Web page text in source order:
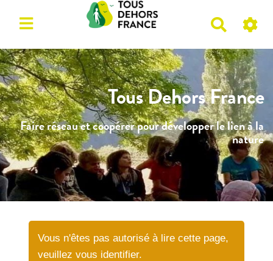
c
h
e
r
c
h
e
r
Tous Dehors France
Faire réseau et coopérer pour développer le lien à la
nature
Vous n'êtes pas autorisé à lire cette page,
veuillez vous identifier.